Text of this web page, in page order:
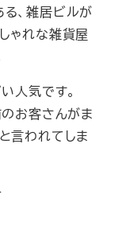
、雑居ビルが
ゃれな雑貨屋
人気です。
お客さんがま
言われてしま